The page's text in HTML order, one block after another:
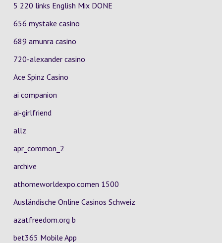
5 220 links English Mix DONE
656 mystake casino
689 amunra casino
720-alexander casino
Ace Spinz Casino
ai companion
ai-girlfriend
allz
apr_common_2
archive
athomeworldexpo.comen 1500
Ausländische Online Casinos Schweiz
azatfreedom.org b
bet365 Mobile App